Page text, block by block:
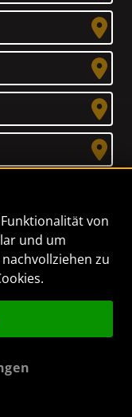
haben wir
von
und um
zu